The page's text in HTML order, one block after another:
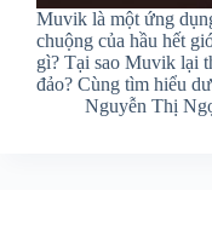
Muvik là một ứng
chuộng của hầu hết
gì? Tại sao Muvik lại
đảo? Cùng tìm hiểu
Nguyễn Thị